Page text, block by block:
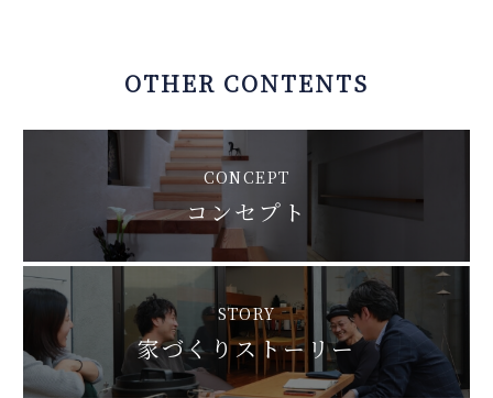
OTHER CONTENTS
CONCEPT
コンセプト
STORY
家づくりストーリー